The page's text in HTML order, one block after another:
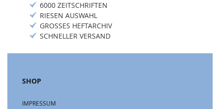
6000 ZEITSCHRIFTEN
RIESEN AUSWAHL
GROSSES HEFTARCHIV
SCHNELLER VERSAND
SHOP
IMPRESSUM